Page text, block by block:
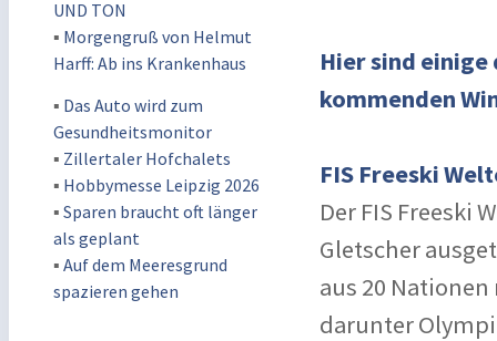
UND TON
▪ Morgengruß von Helmut
Harff: Ab ins Krankenhaus
▪ Das Auto wird zum
Gesundheitsmonitor
▪ Zillertaler Hofchalets
▪ Hobbymesse Leipzig 2026
▪ Sparen braucht oft länger
als geplant
▪ Auf dem Meeresgrund
spazieren gehen
Hier sind
kommenden
FIS Freeski
Der FIS Freeski
Gletscher
aus 20
darunter